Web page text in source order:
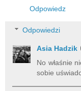
Odpowiedz
Odpowiedzi
Asia Hadzik
No właśnie
sobie